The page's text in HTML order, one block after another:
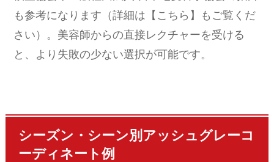
も参考になります（詳細は【こちら】もご覧くだ
さい）。美容師からの直接レクチャーを受ける
と、より失敗の少ない選択が可能です。
シーズン・シーン別アッシュグレーコ
ーディネート例